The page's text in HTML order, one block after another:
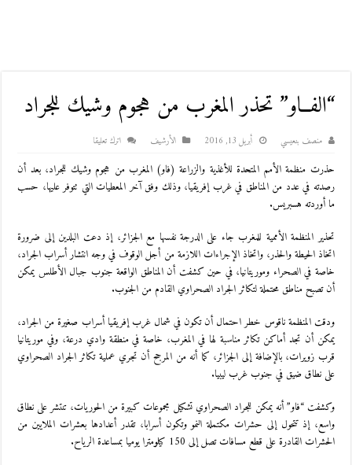
“الفــاو” تحذر المغرب من هجوم وشيك للجراد
منصف بنعيسي أبريل 13, 2016 اﻷرشيف اترك تعليقا
حذرت منظمة الأمم المتحدة للأغذية والزراعة (فاو) المغرب من هجوم وشيك للجراد، بعد أن
رصدته في عدد من المناطق في غرب إفريقيا، وذلك وفق آخر المعطيات التي تتوفر عليها، حسب
ما أوردته هسبريس.
تحذير المنظمة الأممية للمغرب جاء على الدرجة نفسها مع الجزائر، إذ دعت البلدين إلى ضرورة
اتخاذ الحيطة والحذر، واتخاذ الإجراءات اللازمة من أجل الوقوف في وجه انتشار أسراب الجراد،
خاصة في الصحراء وموريتانيا، في حين كشفت أن المناطق الواقعة جنوب جبال الأطلس يمكن
أن تصبح مناطق محتملة لتكاثر الجراد الصحراوي القادم من الجنوب.
ودقت المنظمة ناقوس خطر احتمال أن تكون في شمال غرب إفريقيا أسراب صغيرة من الجراد،
يمكن أن تجد أماكن تكاثر مناسبة لها في المغرب، خاصة في منطقة وادي درعة، وفي موريتانيا
قرب زويرات، بالإضافة إلى الجزائر، كما أنه من المرجح أن تجري عملية تكاثر الجراد الصحراوي
على نطاق ضيق في جنوب غرب ليبيا.
وكشفت “فاو” أنه يمكن للجراد الصحراوي تشكيل مجموعات كبيرة من الحوريات، تنتشر على نطاق
واسع، إذ تتحول إلى حشرات مكتملة النمو وتكون أسرابا، تقدر أعدادها بعشرات الملايين من
الحشرات القادرة على قطع مسافات تصل إلى 150 كيلومترا يوميا بمساعدة الرياح.